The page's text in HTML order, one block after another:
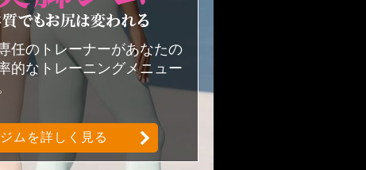
任のトレーナーがあなたの
的なトレーニングメニュー
ムを詳しく見る